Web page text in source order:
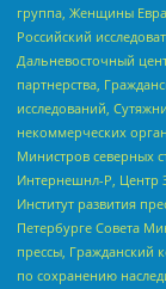
группа, Женщины
Российский
Дальневосточный
партнерства,
исследований,
некоммерческих
Министров северных
Интернешнл-Р, Центр
Институт развития
Петербурге Совета
прессы, Гражданский
по сохранению